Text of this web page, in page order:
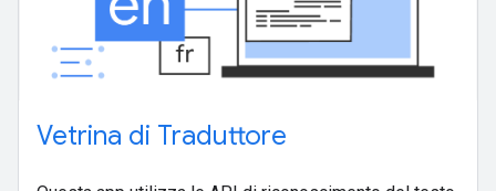
Vetrina di Traduttore